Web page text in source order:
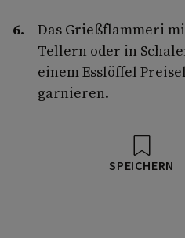
Das Grießflammeri
Tellern oder in
einem Esslöffel
garnieren.
SPEICHERN